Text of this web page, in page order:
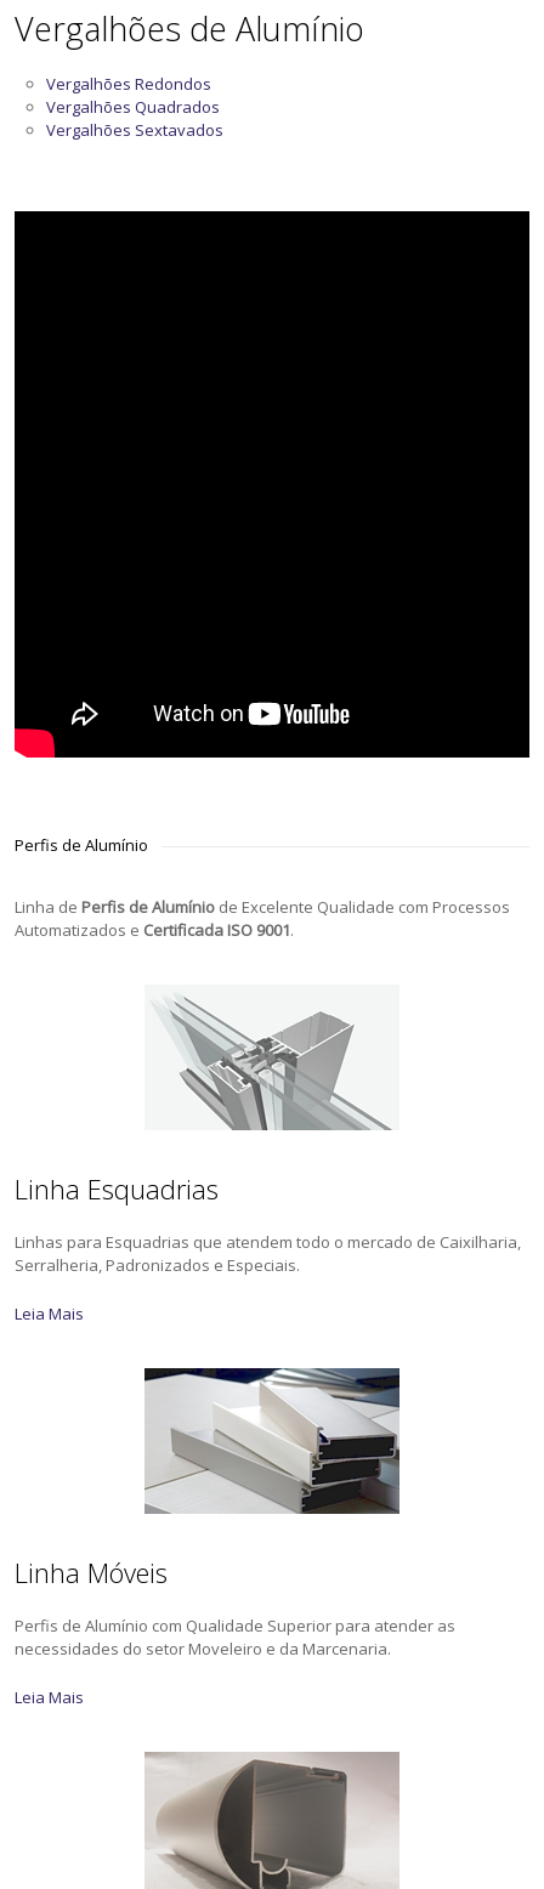
Vergalhões de Alumínio
Vergalhões Redondos
Vergalhões Quadrados
Vergalhões Sextavados
Perfis de Alumínio
Linha de Perfis de Alumínio de Excelente Qualidade com Processos
Automatizados e Certificada ISO 9001.
Linha Esquadrias
Linhas para Esquadrias que atendem todo o mercado de Caixilharia,
Serralheria, Padronizados e Especiais.
Leia Mais
Linha Móveis
Perfis de Alumínio com Qualidade Superior para atender as
necessidades do setor Moveleiro e da Marcenaria.
Leia Mais